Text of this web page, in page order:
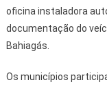
oficina instaladora
documentação do
Bahiagás.
Os municípios